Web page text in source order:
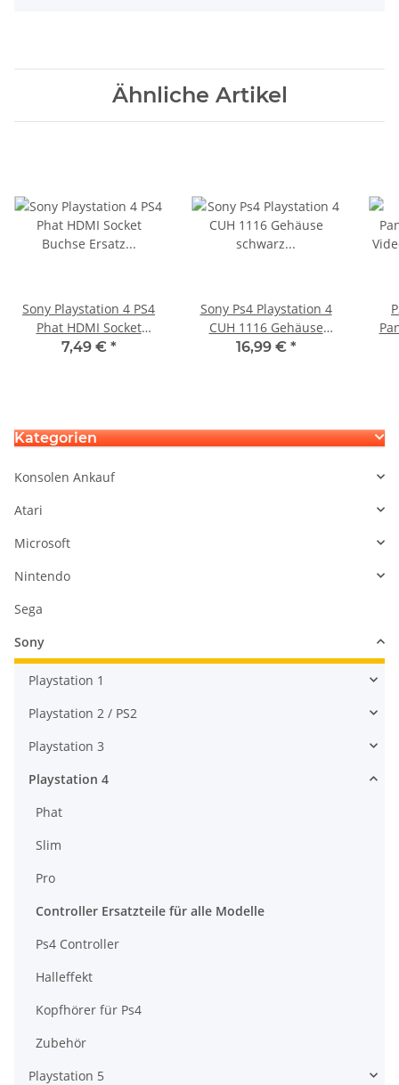
Ähnliche Artikel
Sony Playstation 4 PS4
Phat HDMI Socket
Buchse Ersatz Port
7,49 € *
Sony Ps4 Playstation 4
CUH 1116 Gehäuse
schwarz gebraucht
16,99 € *
Kategorien
Konsolen Ankauf
Atari
Microsoft
Nintendo
Sega
Sony
Playstation 1
Playstation 2 / PS2
Playstation 3
Playstation 4
Phat
Slim
Pro
Controller Ersatzteile für alle Modelle
Ps4 Controller
Halleffekt
Kopfhörer für Ps4
Zubehör
Playstation 5